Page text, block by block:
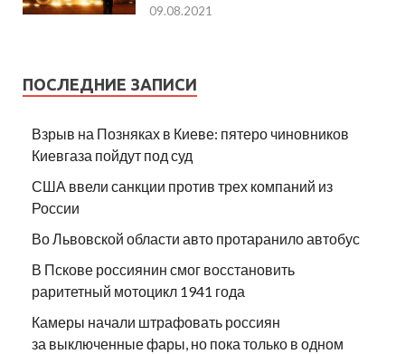
09.08.2021
ПОСЛЕДНИЕ ЗАПИСИ
Взрыв на Позняках в Киеве: пятеро чиновников
Киевгаза пойдут под суд
США ввели санкции против трех компаний из
России
Во Львовской области авто протаранило автобус
В Пскове россиянин смог восстановить
раритетный мотоцикл 1941 года
Камеры начали штрафовать россиян
за выключенные фары, но пока только в одном